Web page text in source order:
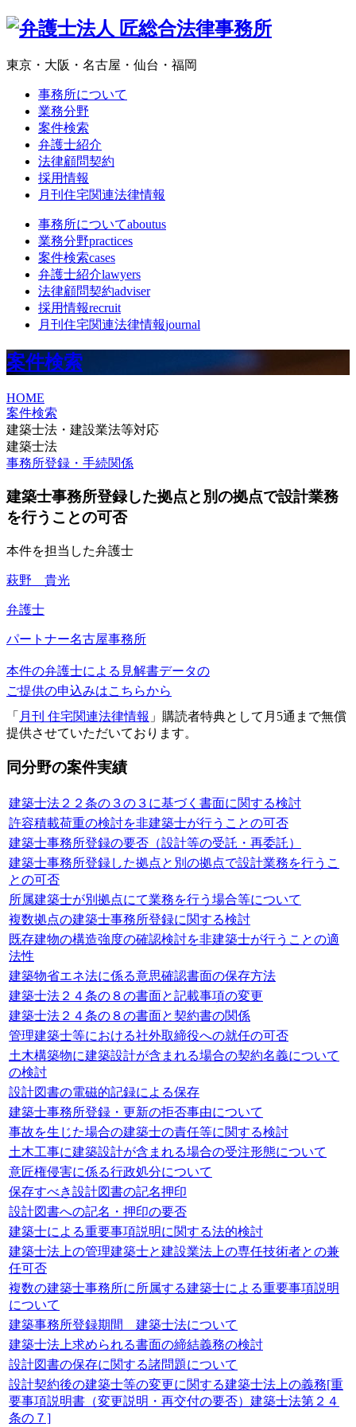
東京・大阪・名古屋・仙台・福岡
事務所について
業務分野
案件検索
弁護士紹介
法律顧問契約
採用情報
月刊住宅関連法律情報
事務所についてaboutus
業務分野practices
案件検索cases
弁護士紹介lawyers
法律顧問契約adviser
採用情報recruit
月刊住宅関連法律情報journal
案件検索
HOME
案件検索
建築士法・建設業法等対応
建築士法
事務所登録・手続関係
建築士事務所登録した拠点と別の拠点で設計業務
を行うことの可否
本件を担当した弁護士
萩野 貴光
弁護士
パートナー名古屋事務所
本件の弁護士による見解書データの
ご提供の申込みはこちらから
「 月刊 住宅関連法律情報 」購読者特典として月5通まで無償
提供させていただいております。
同分野の案件実績
建築士法２２条の３の３に基づく書面に関する検討
許容積載荷重の検討を非建築士が行うことの可否
建築士事務所登録の要否（設計等の受託・再委託）
建築士事務所登録した拠点と別の拠点で設計業務を行うこ
との可否
所属建築士が別拠点にて業務を行う場合等について
複数拠点の建築士事務所登録に関する検討
既存建物の構造強度の確認検討を非建築士が行うことの適
法性
建築物省エネ法に係る意思確認書面の保存方法
建築士法２４条の８の書面と記載事項の変更
建築士法２４条の８の書面と契約書の関係
管理建築士等における社外取締役への就任の可否
土木構築物に建築設計が含まれる場合の契約名義について
の検討
設計図書の電磁的記録による保存
建築士事務所登録・更新の拒否事由について
事故を生じた場合の建築士の責任等に関する検討
土木工事に建築設計が含まれる場合の受注形態について
意匠権侵害に係る行政処分について
保存すべき設計図書の記名押印
設計図書への記名・押印の要否
建築士による重要事項説明に関する法的検討
建築士法上の管理建築士と建設業法上の専任技術者との兼
任可否
複数の建築士事務所に所属する建築士による重要事項説明
について
建築事務所登録期間 建築士法について
建築士法上求められる書面の締結義務の検討
設計図書の保存に関する諸問題について
設計契約後の建築士等の変更に関する建築士法上の義務[重
要事項説明書（変更説明・再交付の要否）建築士法第２４
条の７]